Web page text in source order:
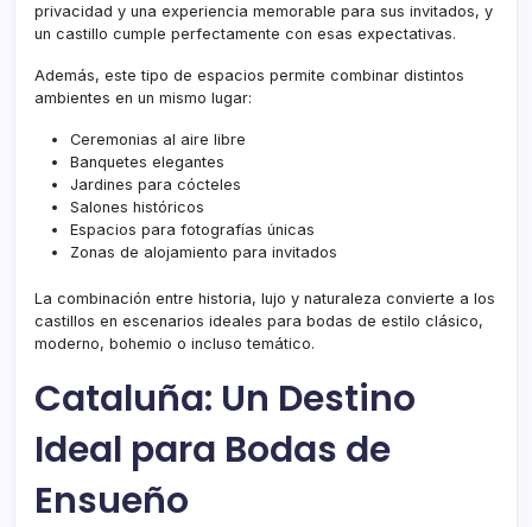
privacidad y una experiencia memorable para sus invitados, y
un castillo cumple perfectamente con esas expectativas.
Además, este tipo de espacios permite combinar distintos
ambientes en un mismo lugar:
Ceremonias al aire libre
Banquetes elegantes
Jardines para cócteles
Salones históricos
Espacios para fotografías únicas
Zonas de alojamiento para invitados
La combinación entre historia, lujo y naturaleza convierte a los
castillos en escenarios ideales para bodas de estilo clásico,
moderno, bohemio o incluso temático.
Cataluña: Un Destino
Ideal para Bodas de
Ensueño